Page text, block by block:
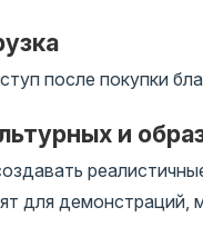
после покупки
и
для демонстраций,